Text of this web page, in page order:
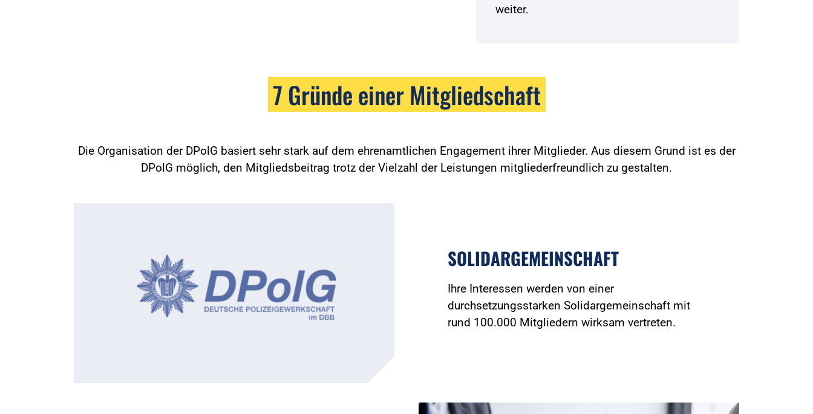
weiter.
7 Gründe einer Mitgliedschaft
Die Organisation der DPolG basiert sehr stark auf dem ehrenamtlichen Engagement ihrer Mitglieder. Aus diesem Grund ist es der
DPolG möglich, den Mitgliedsbeitrag trotz der Vielzahl der Leistungen mitgliederfreundlich zu gestalten.
SOLIDARGEMEINSCHAFT
Ihre Interessen werden von einer
durchsetzungsstarken Solidargemeinschaft mit
rund 100.000 Mitgliedern wirksam vertreten.